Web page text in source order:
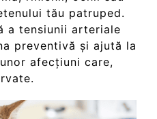
tău patruped.
a tensiunii arteriale
preventivă și ajută la
afecțiuni care,